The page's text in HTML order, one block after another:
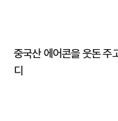
중국산 에어콘을 웃돈 주
디